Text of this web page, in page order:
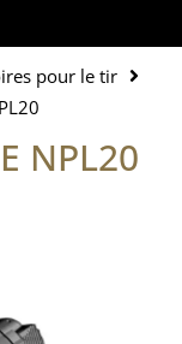
pour le tir
NPL20